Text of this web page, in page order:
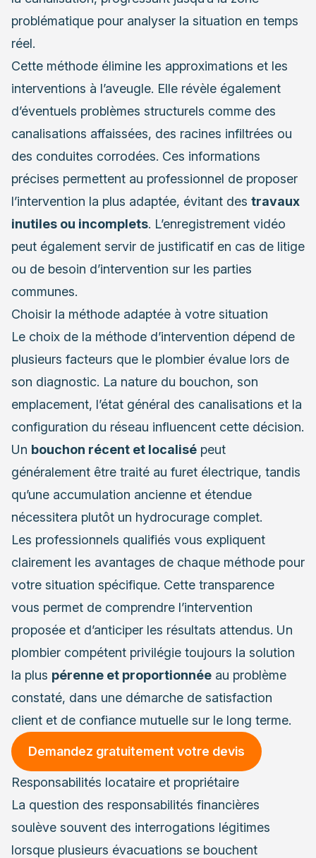
problématique pour analyser la situation en temps
réel.
Cette méthode élimine les approximations et les
interventions à l’aveugle. Elle révèle également
d’éventuels problèmes structurels comme des
canalisations affaissées, des racines infiltrées ou
des conduites corrodées. Ces informations
précises permettent au professionnel de proposer
l’intervention la plus adaptée, évitant des travaux
inutiles ou incomplets. L’enregistrement vidéo
peut également servir de justificatif en cas de litige
ou de besoin d’intervention sur les parties
communes.
Choisir la méthode adaptée à votre situation
Le choix de la méthode d’intervention dépend de
plusieurs facteurs que le plombier évalue lors de
son diagnostic. La nature du bouchon, son
emplacement, l’état général des canalisations et la
configuration du réseau influencent cette décision.
Un bouchon récent et localisé peut
généralement être traité au furet électrique, tandis
qu’une accumulation ancienne et étendue
nécessitera plutôt un hydrocurage complet.
Les professionnels qualifiés vous expliquent
clairement les avantages de chaque méthode pour
votre situation spécifique. Cette transparence
vous permet de comprendre l’intervention
proposée et d’anticiper les résultats attendus. Un
plombier compétent privilégie toujours la solution
la plus pérenne et proportionnée au problème
constaté, dans une démarche de satisfaction
client et de confiance mutuelle sur le long terme.
Demandez gratuitement votre devis
Responsabilités locataire et propriétaire
La question des responsabilités financières
soulève souvent des interrogations légitimes
lorsque plusieurs évacuations se bouchent